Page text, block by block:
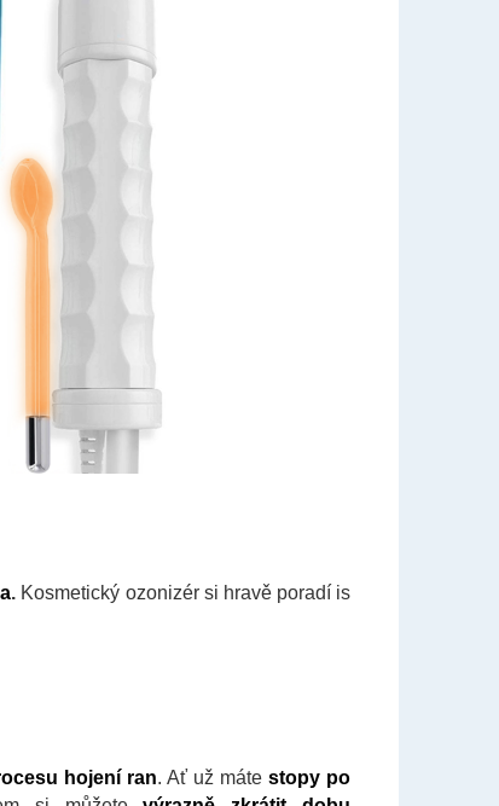
. Kosmetický ozonizér si hravě poradí is
hojení ran. Ať už máte stopy po